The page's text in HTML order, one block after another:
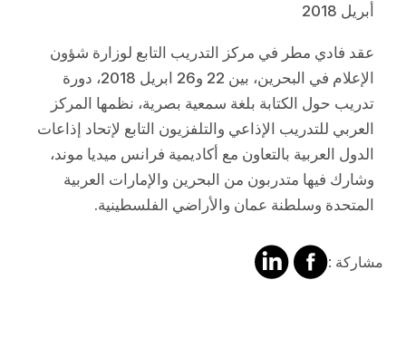
أبريل 2018
عقد فادي مطر في مركز التدريب التابع لوزارة شؤون
الإعلام في البحرين، بين 22 و26 ابريل 2018، دورة
تدريب حول الكتابة بلغة سمعية بصرية، نظمها المركز
العربي للتدريب الإذاعي والتلفزيون التابع لإتحاد إذاعات
الدول العربية بالتعاون مع أكاديمية فرانس ميديا موند،
وشارك فيها متدربون من البحرين والإمارات العربية
المتحدة وسلطنة عمان والأراضي الفلسطينية.
مشاركة :مشاركة
على
مشالرة
على